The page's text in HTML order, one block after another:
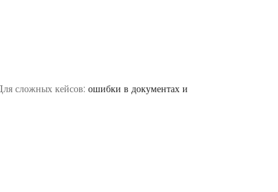
сложных кейсов: ошибки в документах и